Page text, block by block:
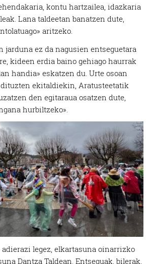
kontu hartzailea, idazkaria
Lana taldeetan banatzen dute,
aritzeko.
jarduna ez da nagusien entseguetara
kideen erdia baino gehiago haurrak
handia» eskatzen du. Urte osoan
ekitaldiekin, Aratusteetatik
den egitaraua osatzen dute,
hurbiltzeko».
legez, elkartasuna oinarrizko
Dantza Taldean. Entseguak, bilerak,